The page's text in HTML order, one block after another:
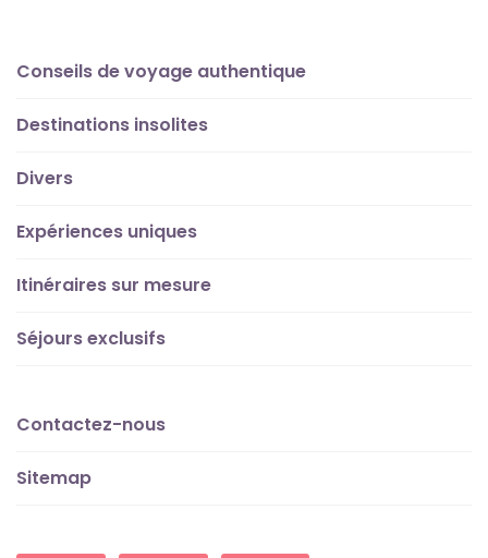
Conseils de voyage authentique
Destinations insolites
Divers
Expériences uniques
Itinéraires sur mesure
Séjours exclusifs
Contactez-nous
Sitemap